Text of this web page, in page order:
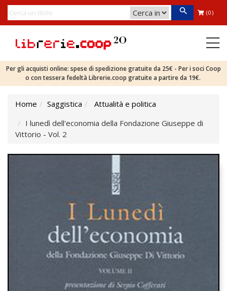
(0)
Per gli acquisti online: spese di spedizione gratuite da 25€ - Per i soci Coop
o con tessera fedeltà Librerie.coop gratuite a partire da 19€.
Home Saggistica
Attualità e politica
I lunedì dell'economia della Fondazione Giuseppe di
Vittorio - Vol. 2